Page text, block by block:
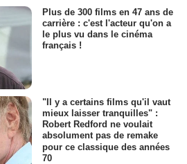
Plus de 300 films en 47 ans de
carrière : c'est l'acteur qu'on a
le plus vu dans le cinéma
français !
"Il y a certains films qu'il vaut
mieux laisser tranquilles" :
Robert Redford ne voulait
absolument pas de remake
pour ce classique des années
70